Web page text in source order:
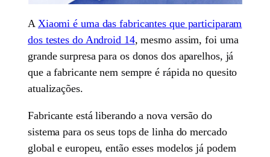
A Xiaomi é uma das fabricantes que participaram
dos testes do Android 14, mesmo assim, foi uma
grande surpresa para os donos dos aparelhos, já
que a fabricante nem sempre é rápida no quesito
atualizações.
Fabricante está liberando a nova versão do
sistema para os seus tops de linha do mercado
global e europeu, então esses modelos já podem